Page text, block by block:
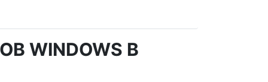
WINDOWS В